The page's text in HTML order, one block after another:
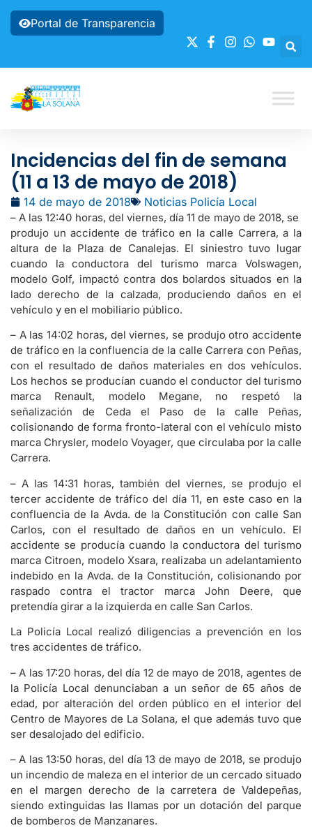
Portal de Transparencia
Incidencias del fin de semana
(11 a 13 de mayo de 2018)
14 de mayo de 2018 Noticias Policía Local
– A las 12:40 horas, del viernes, día 11 de mayo de 2018, se
produjo un accidente de tráfico en la calle Carrera, a la
altura de la Plaza de Canalejas. El siniestro tuvo lugar
cuando la conductora del turismo marca Volswagen,
modelo Golf, impactó contra dos bolardos situados en la
lado derecho de la calzada, produciendo daños en el
vehículo y en el mobiliario público.
– A las 14:02 horas, del viernes, se produjo otro accidente
de tráfico en la confluencia de la calle Carrera con Peñas,
con el resultado de daños materiales en dos vehículos.
Los hechos se producían cuando el conductor del turismo
marca Renault, modelo Megane, no respetó la
señalización de Ceda el Paso de la calle Peñas,
colisionando de forma fronto-lateral con el vehículo misto
marca Chrysler, modelo Voyager, que circulaba por la calle
Carrera.
– A las 14:31 horas, también del viernes, se produjo el
tercer accidente de tráfico del día 11, en este caso en la
confluencia de la Avda. de la Constitución con calle San
Carlos, con el resultado de daños en un vehículo. El
accidente se producía cuando la conductora del turismo
marca Citroen, modelo Xsara, realizaba un adelantamiento
indebido en la Avda. de la Constitución, colisionando por
raspado contra el tractor marca John Deere, que
pretendía girar a la izquierda en calle San Carlos.
La Policía Local realizó diligencias a prevención en los
tres accidentes de tráfico.
– A las 17:20 horas, del día 12 de mayo de 2018, agentes de
la Policía Local denunciaban a un señor de 65 años de
edad, por alteración del orden público en el interior del
Centro de Mayores de La Solana, el que además tuvo que
ser desalojado del edificio.
– A las 13:50 horas, del día 13 de mayo de 2018, se produjo
un incendio de maleza en el interior de un cercado situado
en el margen derecho de la carretera de Valdepeñas,
siendo extinguidas las llamas por un dotación del parque
de bomberos de Manzanares.